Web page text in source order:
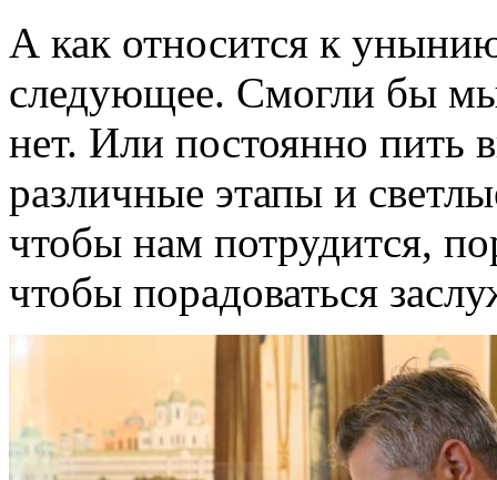
А как относится к
следующее. Смогли бы мы
нет. Или постоянно пить
различные этапы и
чтобы нам потрудится,
чтобы порадоваться